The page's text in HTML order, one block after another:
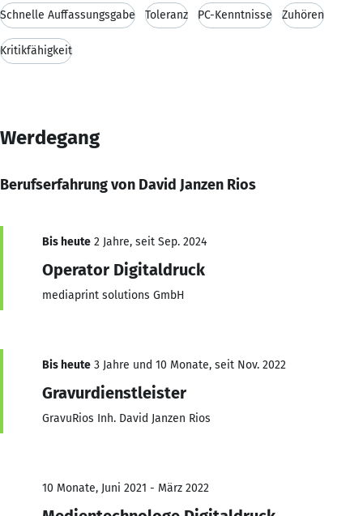
Schnelle Auffassungsgabe Toleranz PC-Kenntnisse Zuhören
Kritikfähigkeit
Werdegang
Berufserfahrung von David Janzen Rios
Bis heute 2 Jahre, seit Sep. 2024
Operator Digitaldruck
mediaprint solutions GmbH
Bis heute 3 Jahre und 10 Monate, seit Nov. 2022
Gravurdienstleister
GravuRios Inh. David Janzen Rios
10 Monate, Juni 2021 - März 2022